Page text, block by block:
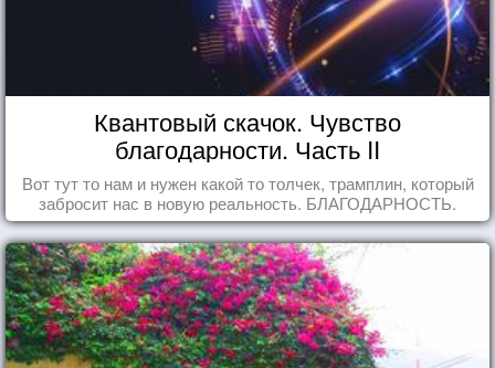
Квантовый скачок. Чувство
благодарности. Часть II
Вот тут то нам и нужен какой то толчек, трамплин, который
забросит нас в новую реальность. БЛАГОДАРНОСТЬ.